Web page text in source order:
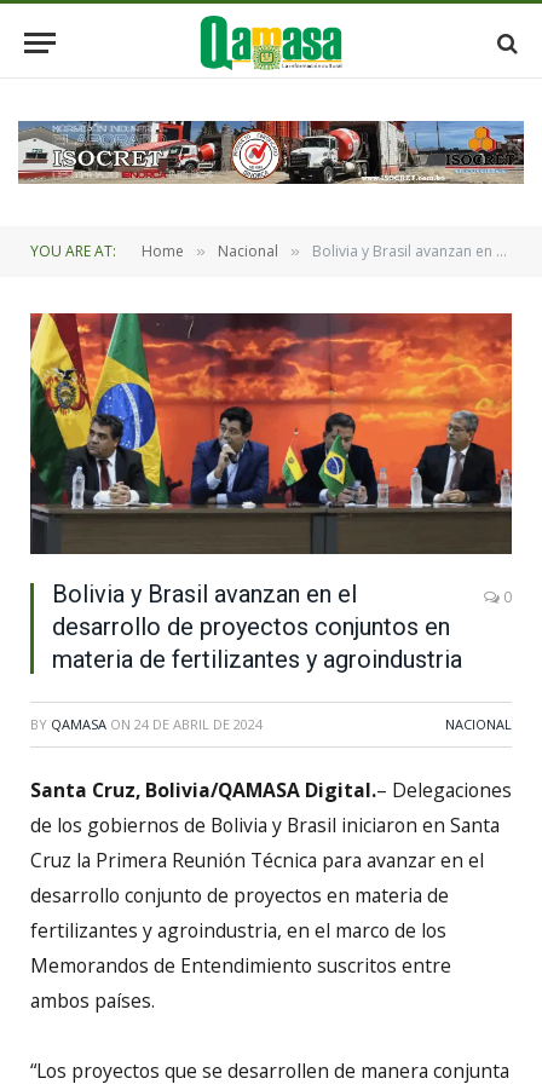
YOU ARE AT: Home » Nacional » Bolivia y Brasil avanzan en el desarrollo de proyectos conjuntos en materia de fertilizantes y agroindustria
Bolivia y Brasil avanzan en el
desarrollo de proyectos conjuntos en
materia de fertilizantes y agroindustria
0
BY QAMASA ON 24 DE ABRIL DE 2024 NACIONAL
Santa Cruz, Bolivia/QAMASA Digital.– Delegaciones
de los gobiernos de Bolivia y Brasil iniciaron en Santa
Cruz la Primera Reunión Técnica para avanzar en el
desarrollo conjunto de proyectos en materia de
fertilizantes y agroindustria, en el marco de los
Memorandos de Entendimiento suscritos entre
ambos países.
“Los proyectos que se desarrollen de manera conjunta